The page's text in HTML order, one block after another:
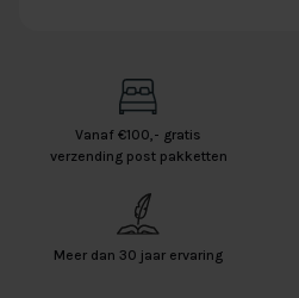
Vanaf €100,- gratis
verzending post pakketten
Meer dan 30 jaar ervaring